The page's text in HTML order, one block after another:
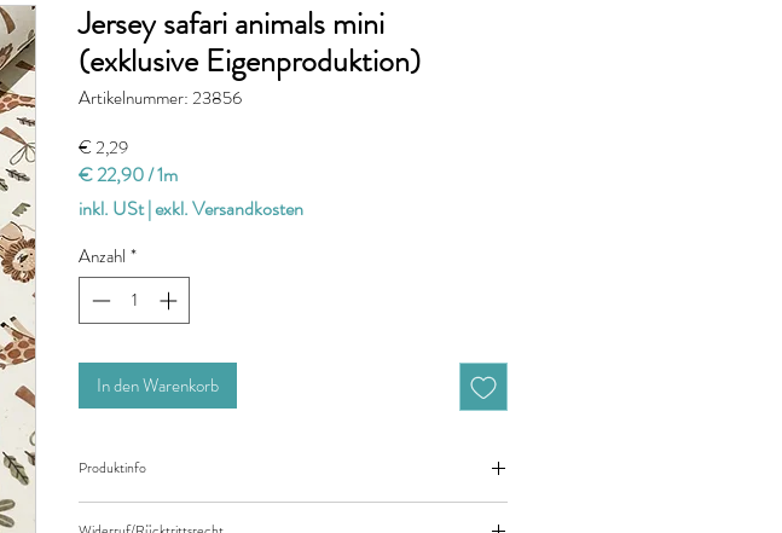
Jersey safari animals mini
(exklusive Eigenproduktion)
Artikelnummer: 23856
€ 2,29Preis
€ 22,90/1m
€ 22,90
pro
1
Meter
inkl. USt|exkl. Versandkosten
Anzahl *
In den Warenkorb
Produktinfo